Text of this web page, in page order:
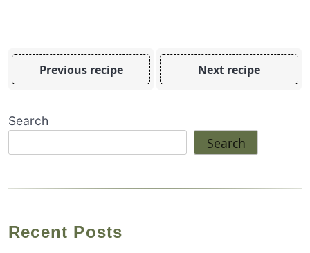
Previous recipe Next recipe
Search
Search
Recent Posts